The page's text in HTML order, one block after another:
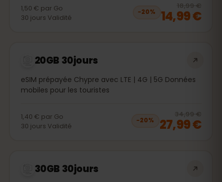
1,50 € par Go
30 jours Validité
−20%
18,99 €
14,99 €
20GB 30jours
eSIM prépayée Chypre avec LTE | 4G | 5G Données
mobiles pour les touristes
1,40 € par Go
30 jours Validité
−20%
34,99 €
27,99 €
30GB 30jours